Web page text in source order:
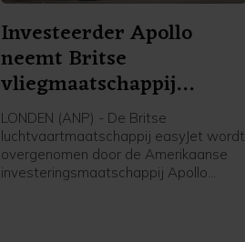
Investeerder Apollo
neemt Britse
vliegmaatschappij
easyJet over
LONDEN (ANP) - De Britse
luchtvaartmaatschappij easyJet wordt
overgenomen door de Amerikaanse
investeringsmaatschappij Apollo